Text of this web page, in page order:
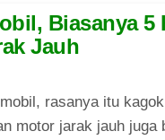
Biasanya 5
Jauh
rasanya itu
motor jarak jauh